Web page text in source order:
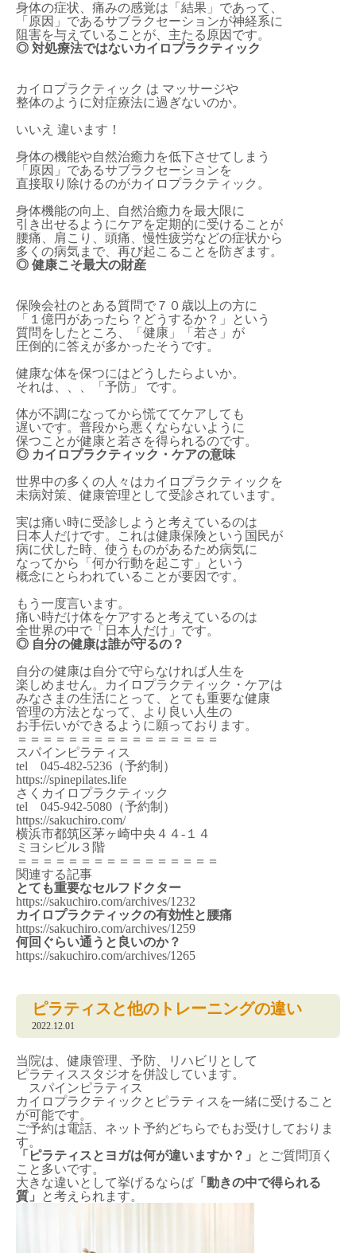
身体の症状、痛みの感覚は「結果」であって、
「原因」であるサブラクセーションが神経系に
阻害を与えていることが、主たる原因です。
◎ 対処療法ではないカイロプラクティック
カイロプラクティック は マッサージや
整体のように対症療法に過ぎないのか。
いいえ 違います！
身体の機能や自然治癒力を低下させてしまう
「原因」であるサブラクセーションを
直接取り除けるのがカイロプラクティック。
身体機能の向上、自然治癒力を最大限に
引き出せるようにケアを定期的に受けることが
腰痛、肩こり、頭痛、慢性疲労などの症状から
多くの病気まで、再び起こることを防ぎます。
◎ 健康こそ最大の財産
保険会社のとある質問で７０歳以上の方に
「１億円があったら？どうするか？」という
質問をしたところ、「健康」「若さ」が
圧倒的に答えが多かったそうです。
健康な体を保つにはどうしたらよいか。
それは、、、「予防」 です。
体が不調になってから慌ててケアしても
遅いです。普段から悪くならないように
保つことが健康と若さを得られるのです。
◎ カイロプラクティック・ケアの意味
世界中の多くの人々はカイロプラクティックを
未病対策、健康管理として受診されています。
実は痛い時に受診しようと考えているのは
日本人だけです。これは健康保険という国民が
病に伏した時、使うものがあるため病気に
なってから「何か行動を起こす」という
概念にとらわれていることが要因です。
もう一度言います。
痛い時だけ体をケアすると考えているのは
全世界の中で「日本人だけ」です。
◎ 自分の健康は誰が守るの？
自分の健康は自分で守らなければ人生を
楽しめません。カイロプラクティック・ケアは
みなさまの生活にとって、とても重要な健康
管理の方法となって、より良い人生の
お手伝いができるように願っております。
＝＝＝＝＝＝＝＝＝＝＝＝＝＝＝＝
スパインピラティス
tel 045-482-5236（予約制）
https://spinepilates.life
さくカイロプラクティック
tel 045-942-5080（予約制）
https://sakuchiro.com/
横浜市都筑区茅ヶ崎中央４４-１４
ミヨシビル３階
＝＝＝＝＝＝＝＝＝＝＝＝＝＝＝＝
関連する記事
とても重要なセルフドクター
https://sakuchiro.com/archives/1232
カイロプラクティックの有効性と腰痛
https://sakuchiro.com/archives/1259
何回ぐらい通うと良いのか？
https://sakuchiro.com/archives/1265
ピラティスと他のトレーニングの違い
2022.12.01
当院は、健康管理、予防、リハビリとして
ピラティススタジオを併設しています。
スパインピラティス
カイロプラクティックとピラティスを一緒に受けること
が可能です。
ご予約は電話、ネット予約どちらでもお受けしておりま
す。
「ピラティスとヨガは何が違いますか？」
とご質問頂く
こと多いです。
大きな違いとして挙げるならば 「動きの中で得られる
質」
と考えられます。